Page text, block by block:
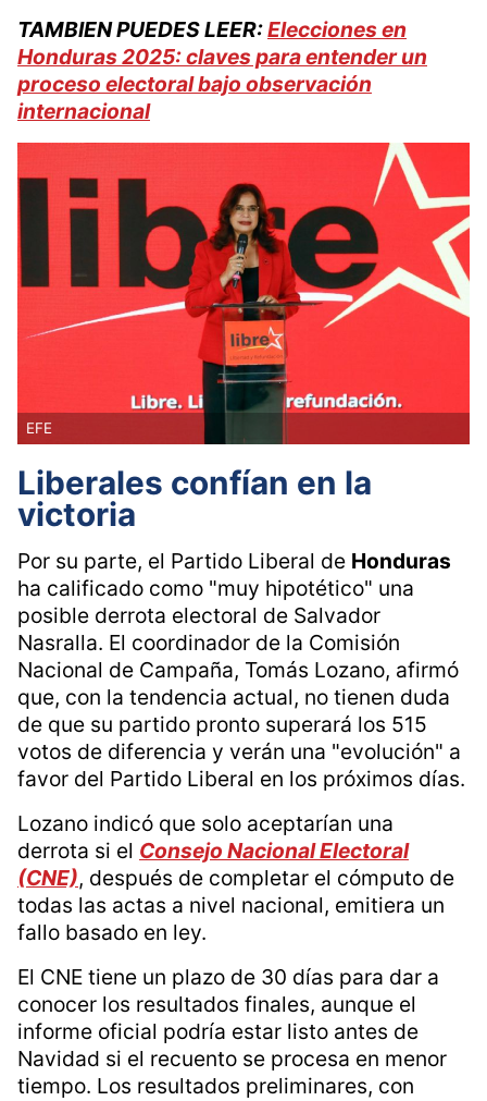
TAMBIEN PUEDES LEER:Elecciones en
Honduras 2025: claves para entender un
proceso electoral bajo observación
internacional
EFE
Liberales confían en la
victoria
Por su parte, el Partido Liberal de Honduras
ha calificado como "muy hipotético" una
posible derrota electoral de Salvador
Nasralla. El coordinador de la Comisión
Nacional de Campaña, Tomás Lozano, afirmó
que, con la tendencia actual, no tienen duda
de que su partido pronto superará los 515
votos de diferencia y verán una "evolución" a
favor del Partido Liberal en los próximos días.
Lozano indicó que solo aceptarían una
derrota si el Consejo Nacional Electoral
(CNE), después de completar el cómputo de
todas las actas a nivel nacional, emitiera un
fallo basado en ley.
El CNE tiene un plazo de 30 días para dar a
conocer los resultados finales, aunque el
informe oficial podría estar listo antes de
Navidad si el recuento se procesa en menor
tiempo. Los resultados preliminares, con